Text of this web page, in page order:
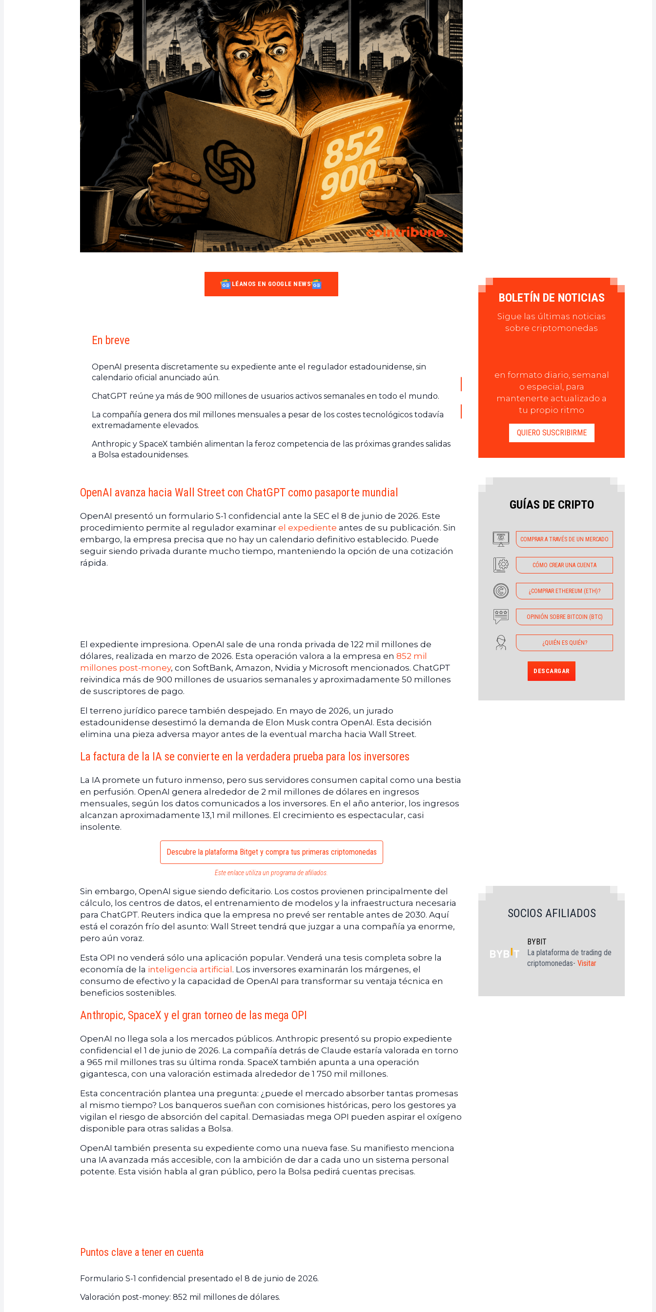
LÉANOS EN GOOGLE NEWS
En breve
OpenAI presenta discretamente su expediente ante el regulador estadounidense, sin
calendario oficial anunciado aún.
ChatGPT reúne ya más de 900 millones de usuarios activos semanales en todo el mundo.
La compañía genera dos mil millones mensuales a pesar de los costes tecnológicos todavía
extremadamente elevados.
Anthropic y SpaceX también alimentan la feroz competencia de las próximas grandes salidas
a Bolsa estadounidenses.
OpenAI avanza hacia Wall Street con ChatGPT como pasaporte mundial
OpenAI presentó un formulario S-1 confidencial ante la SEC el 8 de junio de 2026. Este
procedimiento permite al regulador examinar el expediente antes de su publicación. Sin
embargo, la empresa precisa que no hay un calendario definitivo establecido. Puede
seguir siendo privada durante mucho tiempo, manteniendo la opción de una cotización
rápida.
El expediente impresiona. OpenAI sale de una ronda privada de 122 mil millones de
dólares, realizada en marzo de 2026. Esta operación valora a la empresa en 852 mil
millones post-money, con SoftBank, Amazon, Nvidia y Microsoft mencionados. ChatGPT
reivindica más de 900 millones de usuarios semanales y aproximadamente 50 millones
de suscriptores de pago.
El terreno jurídico parece también despejado. En mayo de 2026, un jurado
estadounidense desestimó la demanda de Elon Musk contra OpenAI. Esta decisión
elimina una pieza adversa mayor antes de la eventual marcha hacia Wall Street.
La factura de la IA se convierte en la verdadera prueba para los inversores
La IA promete un futuro inmenso, pero sus servidores consumen capital como una bestia
en perfusión. OpenAI genera alrededor de 2 mil millones de dólares en ingresos
mensuales, según los datos comunicados a los inversores. En el año anterior, los ingresos
alcanzan aproximadamente 13,1 mil millones. El crecimiento es espectacular, casi
insolente.
Descubre la plataforma Bitget y compra tus primeras criptomonedas
Este enlace utiliza un programa de afiliados.
Sin embargo, OpenAI sigue siendo deficitario. Los costos provienen principalmente del
cálculo, los centros de datos, el entrenamiento de modelos y la infraestructura necesaria
para ChatGPT. Reuters indica que la empresa no prevé ser rentable antes de 2030. Aquí
está el corazón frío del asunto: Wall Street tendrá que juzgar a una compañía ya enorme,
pero aún voraz.
Esta OPI no venderá sólo una aplicación popular. Venderá una tesis completa sobre la
economía de la inteligencia artificial . Los inversores examinarán los márgenes, el
consumo de efectivo y la capacidad de OpenAI para transformar su ventaja técnica en
beneficios sostenibles.
Anthropic, SpaceX y el gran torneo de las mega OPI
OpenAI no llega sola a los mercados públicos. Anthropic presentó su propio expediente
confidencial el 1 de junio de 2026. La compañía detrás de Claude estaría valorada en torno
a 965 mil millones tras su última ronda. SpaceX también apunta a una operación
gigantesca, con una valoración estimada alrededor de 1 750 mil millones.
Esta concentración plantea una pregunta: ¿puede el mercado absorber tantas promesas
al mismo tiempo? Los banqueros sueñan con comisiones históricas, pero los gestores ya
vigilan el riesgo de absorción del capital. Demasiadas mega OPI pueden aspirar el oxígeno
disponible para otras salidas a Bolsa.
OpenAI también presenta su expediente como una nueva fase. Su manifiesto menciona
una IA avanzada más accesible, con la ambición de dar a cada uno un sistema personal
potente. Esta visión habla al gran público, pero la Bolsa pedirá cuentas precisas.
Puntos clave a tener en cuenta
Formulario S-1 confidencial presentado el 8 de junio de 2026.
Valoración post-money: 852 mil millones de dólares.
BOLETÍN DE NOTICIAS
Sigue las últimas noticias
sobre criptomonedas
en formato diario, semanal
o especial, para
mantenerte actualizado a
tu propio ritmo
QUIERO SUSCRIBIRME
GUÍAS DE CRIPTO
COMPRAR A TRAVÉS DE UN MERCADO
CÓMO CREAR UNA CUENTA
¿COMPRAR ETHEREUM (ETH)?
OPINIÓN SOBRE BITCOIN (BTC)
¿QUIÉN ES QUIÉN?
DESCARGAR
SOCIOS AFILIADOS
BYBIT
La plataforma de trading de
criptomonedas- Visitar